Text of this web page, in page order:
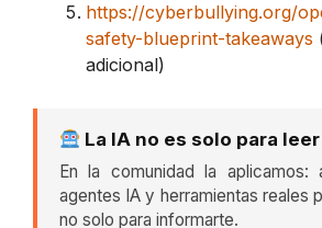
https://cyberbullying.org/
safety-blueprint-takeaways
adicional)
La IA no es solo para
En la comunidad la aplicamos:
agentes IA y herramientas reales
no solo para informarte.